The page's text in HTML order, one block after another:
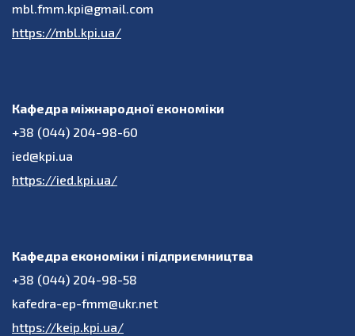
mbl.fmm.kpi@gmail.com
https://mbl.kpi.ua/
Кафедра міжнародної економіки
+38 (044) 204-98-60
ied@kpi.ua
https://ied.kpi.ua/
Кафедра економіки і підприємництва
+38 (044) 204-98-58
kafedra-ep-fmm@ukr.net
https://keip.kpi.ua/